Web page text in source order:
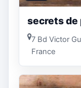
secrets de
7 Bd Victor
France